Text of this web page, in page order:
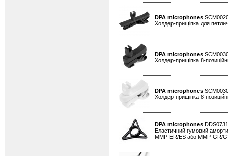
DPA microphones
Холдер-прищіпка для
DPA microphones
Холдер-прищіпка 8-
DPA microphones
Холдер-прищіпка 8-
DPA microphones
Еластичний гумовий
MMP-ER/ES або MMP-GR/